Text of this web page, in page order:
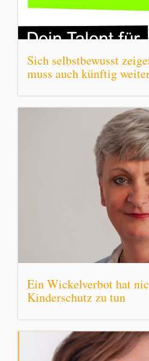
Sich selbstbewusst
muss auch künftig
Ein Wickelverbot hat
Kinderschutz zu tun